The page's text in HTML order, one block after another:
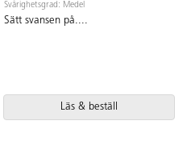
Svårighetsgrad: Medel
Sätt svansen på....
Läs & beställ